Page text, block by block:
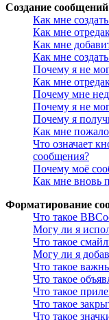
Создание сообщений
Как мне
Как мне
Как мне
Как мне
Почему я не
Как мне
Почему мне
Почему я не
Почему я
Как мне
Что означает
сообщения?
Почему моё
Как мне вновь
Форматирование
Что такое
Могу ли я
Что такое
Могу ли я
Что такое
Что такое
Что такое
Что такое
Что такое